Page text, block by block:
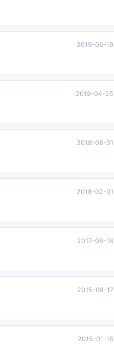
2019-06-19
2019-04-25
2018-08-31
2018-02-01
2017-06-16
2015-08-17
2015-01-16